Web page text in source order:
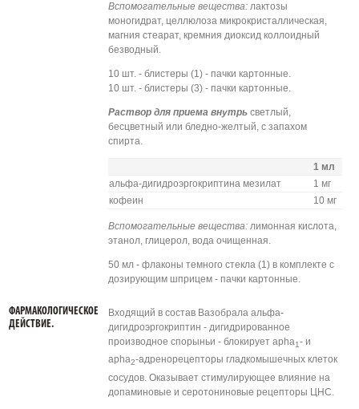
Вспомогательные вещества: лактозы
моногидрат, целлюлоза микрокристаллическая,
магния стеарат, кремния диоксид коллоидный
безводный.
10 шт. - блистеры (1) - пачки картонные.
10 шт. - блистеры (3) - пачки картонные.
Раствор для приема внутрьсветлый,
бесцветный или бледно-желтый, с запахом
спирта.
1 мл
альфа-дигидроэргокриптина мезилат
1 мг
кофеин
10 мг
Вспомогательные вещества: лимонная кислота,
этанол, глицерол, вода очищенная.
50 мл - флаконы темного стекла (1) в комплекте с
дозирующим шприцем - пачки картонные.
ФАРМАКОЛОГИЧЕСКОЕ
ДЕЙСТВИЕ.
Входящий в состав Вазобрала альфа-
дигидроэргокриптин - дигидрированное
производное спорыньи - блокирует apha1- и
apha2-адренорецепторы гладкомышечных клеток
сосудов. Оказывает стимулирующее влияние на
допаминовые и серотониновые рецепторы ЦНС.